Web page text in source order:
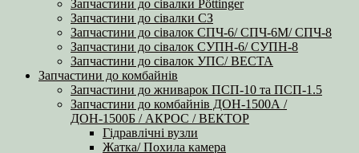
Запчастини до сівалки Pöttinger
Запчастини до сівалки СЗ
Запчастини до сівалок СПЧ-6/ СПЧ-6М/ СПЧ-8
Запчастини до сівалок СУПН-6/ СУПН-8
Запчастини до сівалок УПС/ ВЕСТА
Запчастини до комбайнів
Запчастини до жниварок ПСП-10 та ПСП-1.5
Запчастини до комбайнів ДОН-1500А /
ДОН-1500Б / АКРОС / ВЕКТОР
Гідравлічні вузли
Жатка/ Похила камера